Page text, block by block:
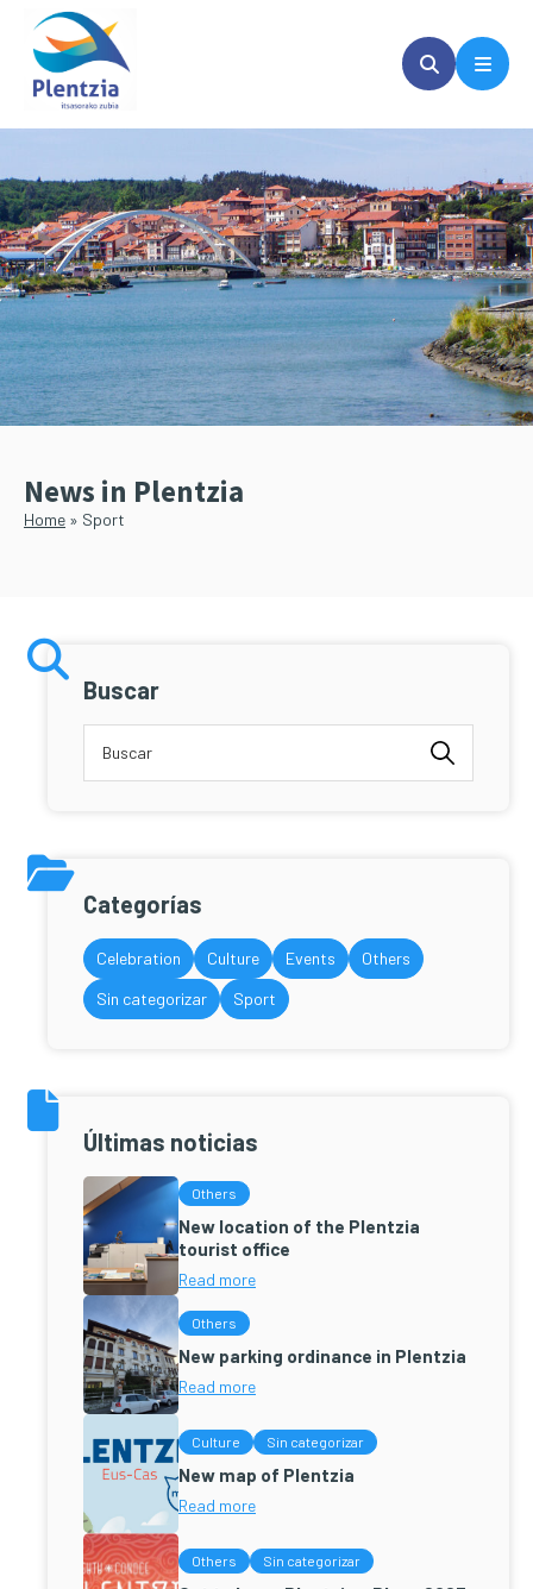
main
content
primary
News in Plentzia
Home » Sport
Buscar
Categorías
Celebration Culture Events
Others
Sin categorizar
Sport
Últimas noticias
Others
New location of the Plentzia
tourist office
Read more
Others
New parking ordinance in Plentzia
Read more
Culture Sin categorizar
New map of Plentzia
Read more
Others Sin categorizar